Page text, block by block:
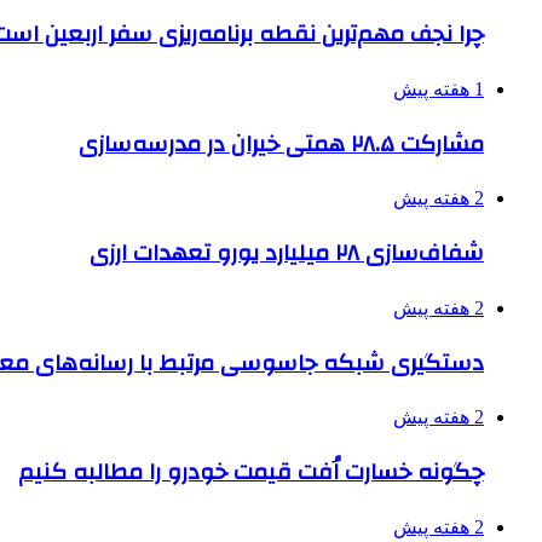
چرا نجف مهم‌ترین نقطه برنامه‌ریزی سفر اربعین
1 هفته پیش
مشارکت ۲۸.۵ همتی خیران در مدرسه‌سازی
2 هفته پیش
شفاف‌سازی ۲۸ میلیارد یورو تعهدات ارزی
2 هفته پیش
دستگیری شبکه جاسوسی مرتبط با رسانه‌های
2 هفته پیش
چگونه خسارت اُفت قیمت خودرو را مطالبه کنیم
2 هفته پیش